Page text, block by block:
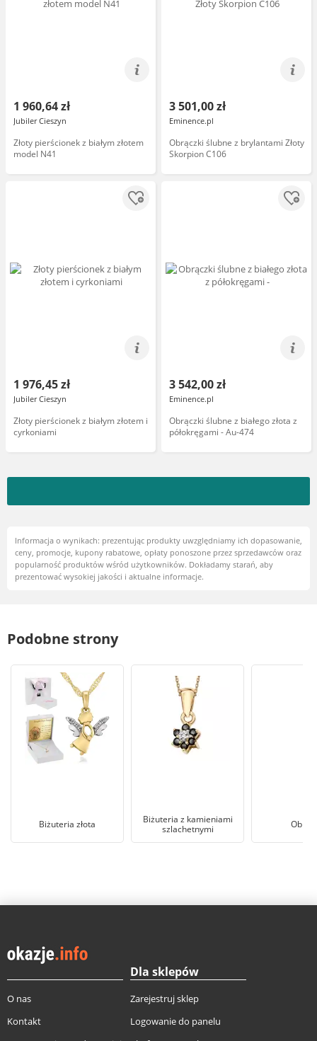
1 960,64 zł
Jubiler Cieszyn
Złoty pierścionek z białym złotem
model N41
3 501,00 zł
Eminence.pl
Obrączki ślubne z brylantami Złoty
Skorpion C106
1 976,45 zł
Jubiler Cieszyn
Złoty pierścionek z białym złotem i
cyrkoniami
3 542,00 zł
Eminence.pl
Obrączki ślubne z białego złota z
półokręgami - Au-474
Informacja o wynikach: prezentując produkty uwzględniamy ich dopasowanie,
ceny, promocje, kupony rabatowe, opłaty ponoszone przez sprzedawców oraz
popularność produktów wśród użytkowników. Dokładamy starań, aby
prezentować wysokiej jakości i aktualne informacje.
Podobne strony
Biżuteria złota
Biżuteria z kamieniami
szlachetnymi
O nas
Kontakt
Dla sklepów
Zarejestruj sklep
Logowanie do panelu